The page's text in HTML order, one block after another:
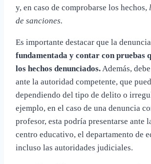
y, en caso de comprobarse los hechos,
de sanciones.
Es importante destacar que la
fundamentada y contar con pruebas
los hechos denunciados.Además,
ante la autoridad competente, que
dependiendo del tipo de delito o
ejemplo, en el caso de una denuncia
profesor, esta podría presentarse ante
centro educativo, el departamento de
incluso las autoridades judiciales.